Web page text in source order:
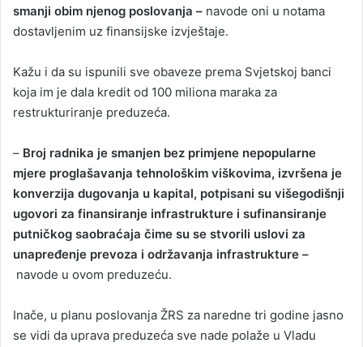
smanji obim njenog poslovanja – navode oni u notama
dostavljenim uz finansijske izvještaje.
Kažu i da su ispunili sve obaveze prema Svjetskoj banci
koja im je dala kredit od 100 miliona maraka za
restrukturiranje preduzeća.
– Broj radnika je smanjen bez primjene nepopularne
mjere proglašavanja tehnološkim viškovima, izvršena je
konverzija dugovanja u kapital, potpisani su višegodišnji
ugovori za finansiranje infrastrukture i sufinansiranje
putničkog saobraćaja čime su se stvorili uslovi za
unapređenje prevoza i održavanja infrastrukture –
navode u ovom preduzeću.
Inače, u planu poslovanja ŽRS za naredne tri godine jasno
se vidi da uprava preduzeća sve nade polaže u Vladu